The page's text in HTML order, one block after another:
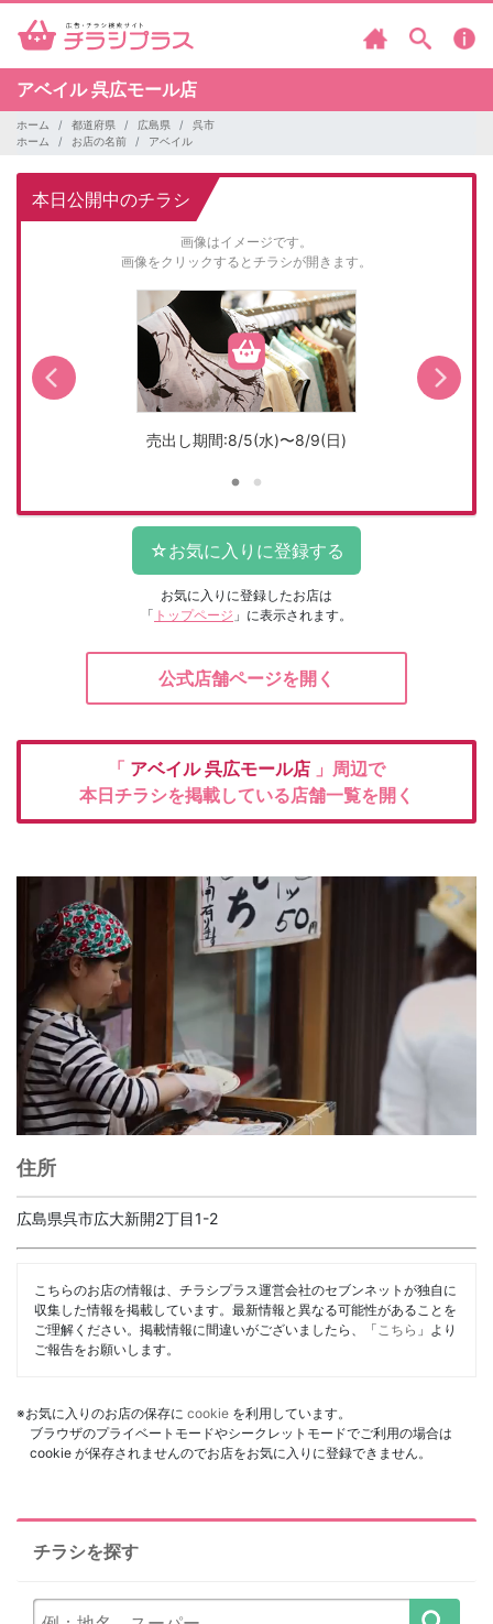
アベイル呉広モール店
ホーム 都道府県 広島県
呉市
ホーム
お店の名前 アベイル
本日公開中のチラシ
画像はイメージです。
画像をクリックするとチラシが開きます。
売出し期間:8/5(水)〜8/9(日)
お気に入りに登録したお店は
「 トップページ 」に表示されます。
公式店舗ページを開く
「 アベイル呉広モール店 」周辺で
本日チラシを掲載している店舗一覧を開く
住所
広島県呉市広大新開2丁目1-2
こちらのお店の情報は、チラシプラス運営会社のセブンネットが独自に
収集した情報を掲載しています。最新情報と異なる可能性があることを
ご理解ください。掲載情報に間違いがございましたら、「 こちら 」より
ご報告をお願いします。
※お気に入りのお店の保存に cookie を利用しています。
ブラウザのプライベートモードやシークレットモードでご利用の場合は
cookie が保存されませんのでお店をお気に入りに登録できません。
チラシを探す